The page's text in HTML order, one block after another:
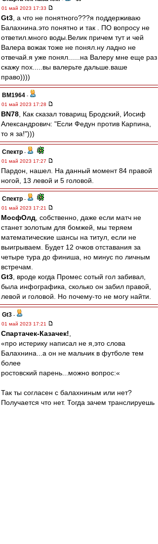
01 май 2023 17:33
Gt3 , а что не понятного???я поддерживаю
Балахнина.это понятно и так . ПО вопросу не
ответил.много воды.Велик причем тут и чей
Валера вожак тоже не понял.ну ладно не
отвечай.я уже понял......на Валеру мне еще раз
скажу пох.....вы валерьте дальше.ваше
право))))
BM1964 -
01 май 2023 17:28
BN78 , Как сказал товарищ Бродский, Иосиф
Александрович: "Если Федун против Карпина,
то я за!")))
Спектр -
01 май 2023 17:27
Пардон, нашел. На данный момент 84 правой
ногой, 13 левой и 5 головой.
Спектр -
01 май 2023 17:21
МосфОлд , собственно, даже если матч не
станет золотым для бомжей, мы теряем
математические шансы на титул, если не
выигрываем. Будет 12 очков отставания за
четыре тура до финиша, но минус по личным
встречам.
Gt3 , вроде когда Промес сотый гол забивал,
была инфографика, сколько он забил правой,
левой и головой. Но почему-то не могу найти.
Gt3 -
01 май 2023 17:21
Спартачек-Казачек!
«про истерику написал не я,это слова
Балахнина...а он не мальчик в футболе тем
более
ростовский парень...можно вопрос:«
Так ты согласен с балахниным или нет?
Получается что нет. Тогда зачем транслируешь